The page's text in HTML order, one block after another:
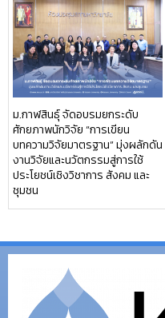
ม.กาฬสินธุ์ จัดอบรมยกระดับ
ศักยภาพนักวิจัย “การเขียน
บทความวิจัยมาตรฐาน” มุ่งผลักดัน
งานวิจัยและนวัตกรรมสู่การใช้
ประโยชน์เชิงวิชาการ สังคม และ
ชุมชน